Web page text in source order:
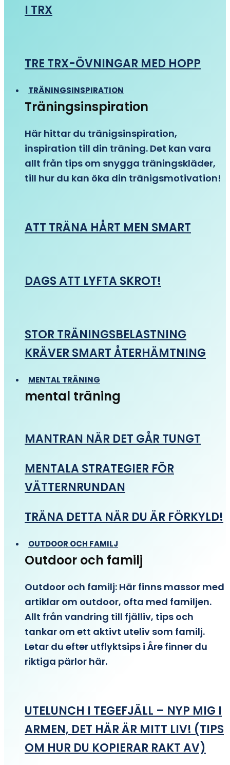
I TRX
TRE TRX-ÖVNINGAR MED HOPP
TRÄNINGSINSPIRATION
Träningsinspiration
Här hittar du tränigsinspiration,
inspiration till din träning. Det kan vara
allt från tips om snygga träningskläder,
till hur du kan öka din tränigsmotivation!
ATT TRÄNA HÅRT MEN SMART
DAGS ATT LYFTA SKROT!
STOR TRÄNINGSBELASTNING
KRÄVER SMART ÅTERHÄMTNING
MENTAL TRÄNING
mental träning
MANTRAN NÄR DET GÅR TUNGT
MENTALA STRATEGIER FÖR
VÄTTERNRUNDAN
TRÄNA DETTA NÄR DU ÄR FÖRKYLD!
OUTDOOR OCH FAMILJ
Outdoor och familj
Outdoor och familj: Här finns massor med
artiklar om outdoor, ofta med familjen.
Allt från vandring till fjälliv, tips och
tankar om ett aktivt uteliv som familj.
Letar du efter utflyktsips i Åre finner du
riktiga pärlor här.
UTELUNCH I TEGEFJÄLL – NYP MIG I
ARMEN, DET HÄR ÄR MITT LIV! (TIPS
OM HUR DU KOPIERAR RAKT AV)